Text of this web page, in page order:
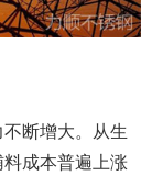
不断增大。从生
成本普遍上涨